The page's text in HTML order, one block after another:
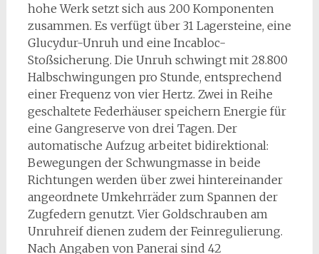
hohe Werk setzt sich aus 200 Komponenten
zusammen. Es verfügt über 31 Lagersteine, eine
Glucydur-Unruh und eine Incabloc-
Stoßsicherung. Die Unruh schwingt mit 28.800
Halbschwingungen pro Stunde, entsprechend
einer Frequenz von vier Hertz. Zwei in Reihe
geschaltete Federhäuser speichern Energie für
eine Gangreserve von drei Tagen. Der
automatische Aufzug arbeitet bidirektional:
Bewegungen der Schwungmasse in beide
Richtungen werden über zwei hintereinander
angeordnete Umkehrräder zum Spannen der
Zugfedern genutzt. Vier Goldschrauben am
Unruhreif dienen zudem der Feinregulierung.
Nach Angaben von Panerai sind 42